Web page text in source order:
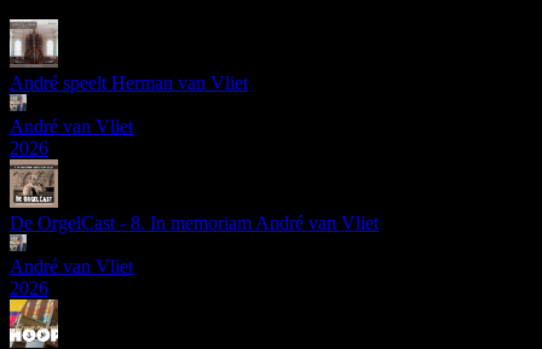
André speelt Herman van Vliet
André van Vliet
2026
De OrgelCast - 8. In memoriam André van Vliet
André van Vliet
2026